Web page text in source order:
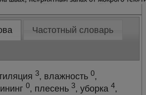
Частотный словарь
3, влажность0,
0, плесень3, уборка4,